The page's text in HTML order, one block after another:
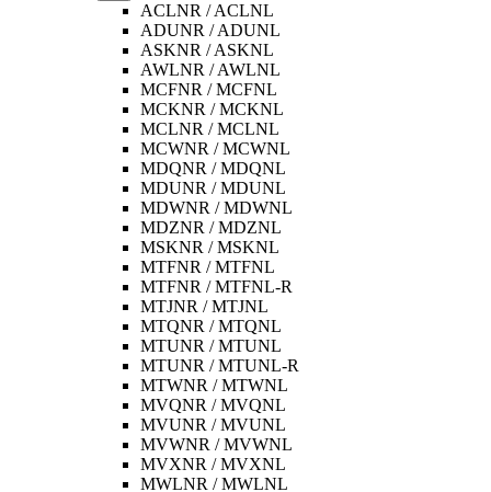
ACLNR / ACLNL
ADUNR / ADUNL
ASKNR / ASKNL
AWLNR / AWLNL
MCFNR / MCFNL
MCKNR / MCKNL
MCLNR / MCLNL
MCWNR / MCWNL
MDQNR / MDQNL
MDUNR / MDUNL
MDWNR / MDWNL
MDZNR / MDZNL
MSKNR / MSKNL
MTFNR / MTFNL
MTFNR / MTFNL-R
MTJNR / MTJNL
MTQNR / MTQNL
MTUNR / MTUNL
MTUNR / MTUNL-R
MTWNR / MTWNL
MVQNR / MVQNL
MVUNR / MVUNL
MVWNR / MVWNL
MVXNR / MVXNL
MWLNR / MWLNL